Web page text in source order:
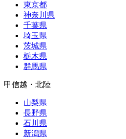
東京都
神奈川県
千葉県
埼玉県
茨城県
栃木県
群馬県
甲信越・北陸
山梨県
長野県
石川県
新潟県